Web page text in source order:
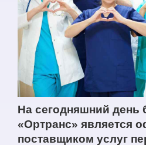
На сегодняшний день
«Ортранс» является
поставщиком услуг